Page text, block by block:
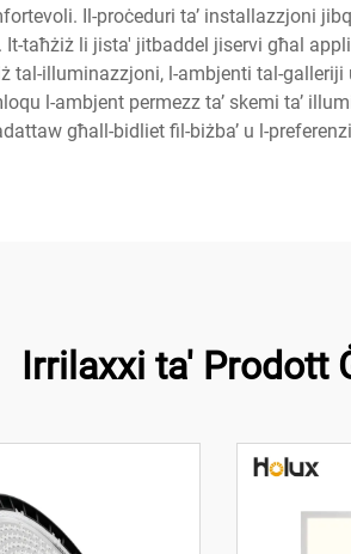
Il-proċeduri ta’ installazzjoni
taħżiż li jista' jitbaddel jiservi għal
tal-illuminazzjoni, l-ambjenti tal-
l-ambjent permezz ta’ skemi ta’
għall-bidliet fil-biżba’ u l-
Irrilaxxi ta' Prodott